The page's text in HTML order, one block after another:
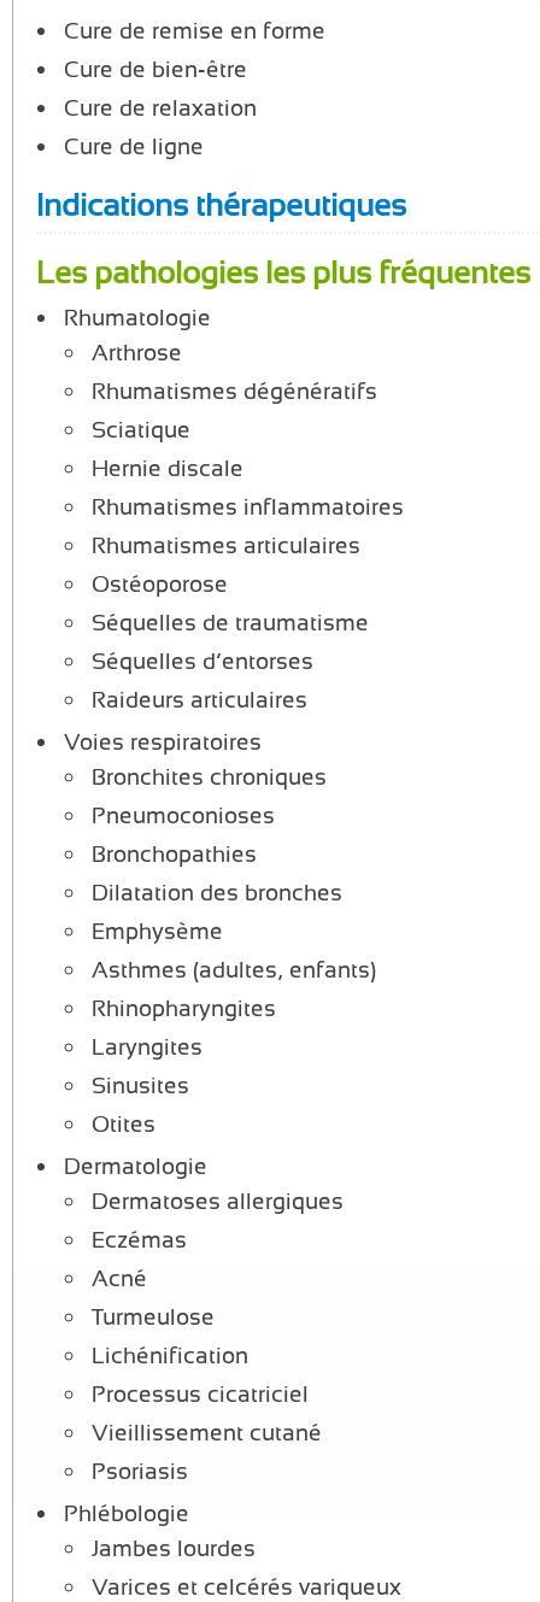
Cure de remise en forme
Cure de bien-être
Cure de relaxation
Cure de ligne
Indications thérapeutiques
Les pathologies les plus fréquentes
Rhumatologie
Arthrose
Rhumatismes dégénératifs
Sciatique
Hernie discale
Rhumatismes inflammatoires
Rhumatismes articulaires
Ostéoporose
Séquelles de traumatisme
Séquelles d’entorses
Raideurs articulaires
Voies respiratoires
Bronchites chroniques
Pneumoconioses
Bronchopathies
Dilatation des bronches
Emphysème
Asthmes (adultes, enfants)
Rhinopharyngites
Laryngites
Sinusites
Otites
Dermatologie
Dermatoses allergiques
Eczémas
Acné
Turmeulose
Lichénification
Processus cicatriciel
Vieillissement cutané
Psoriasis
Phlébologie
Jambes lourdes
Varices et celcérés variqueux